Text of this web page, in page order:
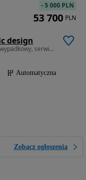
design
1984 cm3 • 252 KM • Pierwszy właściciel, bezwypadkowy, serwis ASO, zadbane
Automatyczna
Zobacz ogłoszenia
-5 000 PLN
53 700 PLN